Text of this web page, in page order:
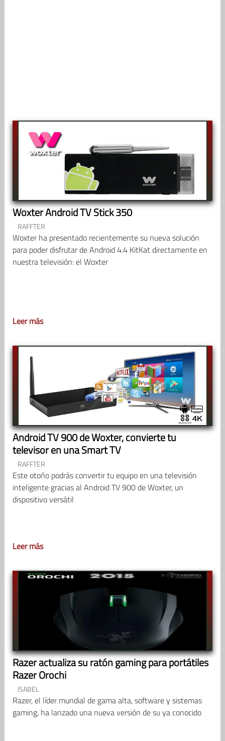
Woxter Android TV Stick 350
RAFFTER
Woxter ha presentado recientemente su nueva solución
para poder disfrutar de Android 4.4 KitKat directamente en
nuestra televisión: el Woxter
Leer más
Android TV 900 de Woxter, convierte tu
televisor en una Smart TV
RAFFTER
Este otoño podrás convertir tu equipo en una televisión
inteligente gracias al Android TV 900 de Woxter, un
dispositivo versátil
Leer más
Razer actualiza su ratón gaming para portátiles
Razer Orochi
ISABEL
Razer, el líder mundial de gama alta, software y sistemas
gaming, ha lanzado una nueva versión de su ya conocido